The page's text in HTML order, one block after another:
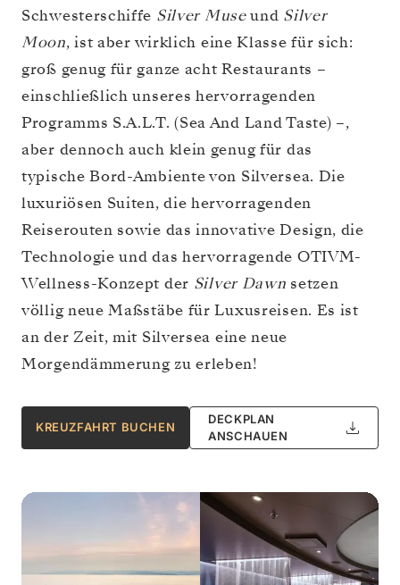
Schwesterschiffe Silver Museund Silver
Moon, ist aber wirklich eine Klasse für sich:
groß genug für ganze acht Restaurants –
einschließlich unseres hervorragenden
Programms S.A.L.T. (Sea And Land Taste) –,
aber dennoch auch klein genug für das
typische Bord-Ambiente von Silversea. Die
luxuriösen Suiten, die hervorragenden
Reiserouten sowie das innovative Design, die
Technologie und das hervorragende OTIVM-
Wellness-Konzept der Silver Dawn setzen
völlig neue Maßstäbe für Luxusreisen. Es ist
an der Zeit, mit Silversea eine neue
Morgendämmerung zu erleben!
KREUZFAHRT BUCHEN
DECKPLAN
ANSCHAUEN